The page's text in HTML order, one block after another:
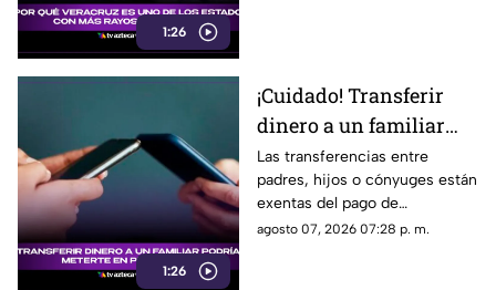
1:26
1:26
¡Cuidado! Transferir
dinero a un familiar
podría meterte en
problemas; esto se sabe
Las transferencias entre
padres, hijos o cónyuges están
exentas del pago de
impuestos, siempre que se
agosto 07, 2026 07:28 p. m.